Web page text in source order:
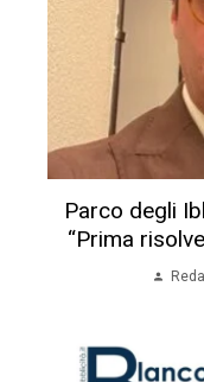
Parco degli
“Prima